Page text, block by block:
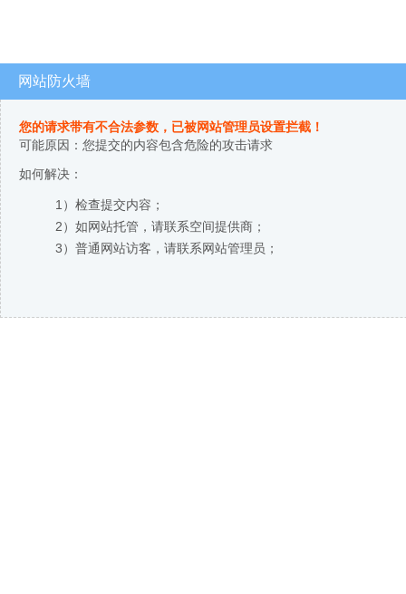
网站防火墙
您的请求带有不合法参数，已被网站管理员设置拦截！
可能原因：您提交的内容包含危险的攻击请求
如何解决：
1）检查提交内容；
2）如网站托管，请联系空间提供商；
3）普通网站访客，请联系网站管理员；